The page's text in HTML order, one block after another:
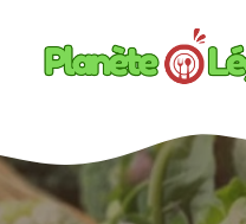
contenu